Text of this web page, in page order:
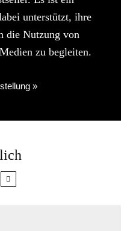
unterstützt, ihre
die Nutzung von
zu begleiten.
»